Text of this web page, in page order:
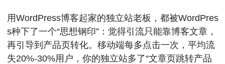
用WordPress博客起家的独立站老板，都被WordPres
s种下了一个“思想钢印”：觉得引流只能靠博客文章，
再引导到产品页转化。移动端每多点击一次，平均流
失20%-30%用户，你的独立站多了“文章页跳转产品